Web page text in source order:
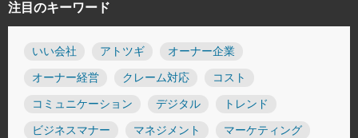
注目のキーワード
いい会社 アトツギ オーナー企業
オーナー経営 クレーム対応 コスト
コミュニケーション デジタル トレンド
ビジネスマナー マネジメント マーケティング